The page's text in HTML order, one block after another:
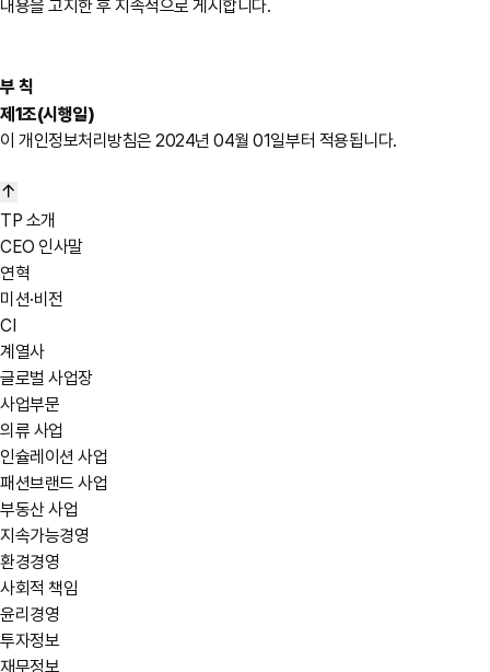
내용을 고지한 후 지속적으로 게시합니다.
부 칙
제1조(시행일)
이 개인정보처리방침은 2024년 04월 01일부터 적용됩니다.
TP 소개
CEO 인사말
연혁
미션·비전
CI
계열사
글로벌 사업장
사업부문
의류 사업
인슐레이션 사업
패션브랜드 사업
부동산 사업
지속가능경영
환경경영
사회적 책임
윤리경영
투자정보
재무정보